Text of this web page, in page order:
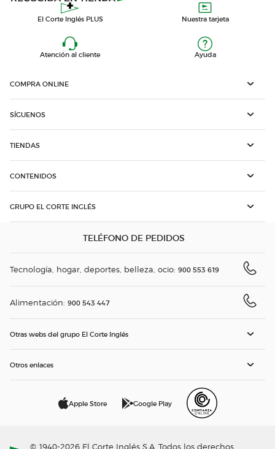
El Corte Inglés PLUS Nuestra tarjeta
Atención al cliente Ayuda
COMPRA ONLINE
SÍGUENOS
TIENDAS
CONTENIDOS
GRUPO EL CORTE INGLÉS
TELÉFONO DE PEDIDOS
Tecnología, hogar, deportes, belleza, ocio: 900 553 619
Alimentación: 900 543 447
Otras webs del grupo El Corte Inglés
Otros enlaces
Apple Store Google Play
© 1940-2026 El Corte Inglés S.A. Todos los derechos